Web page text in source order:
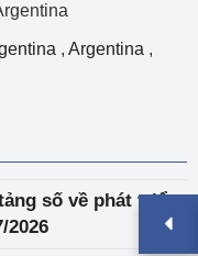
, Argentina ,
số về phát triển